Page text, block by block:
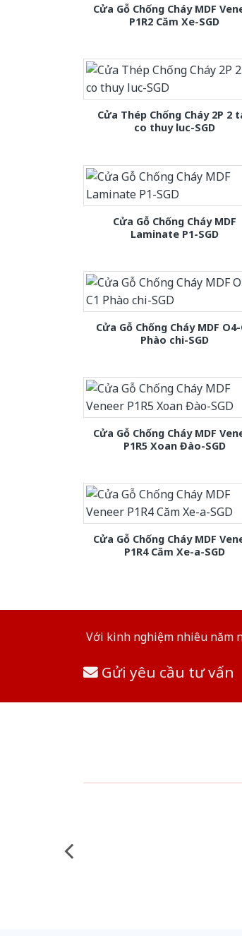
Cửa Gỗ Chống Cháy MDF
P1R2 Căm Xe-SGD
Cửa Thép Chống Cháy 2P 2
co thuy luc-SGD
Cửa Gỗ Chống Cháy MDF
Laminate P1-SGD
Cửa Gỗ Chống Cháy MDF O4-
Phào chi-SGD
Cửa Gỗ Chống Cháy MDF
P1R5 Xoan Đào-SGD
Cửa Gỗ Chống Cháy MDF
P1R4 Căm Xe-a-SGD
Với kinh nghiệm nhiêu năm
Gửi yêu cầu tư vấn